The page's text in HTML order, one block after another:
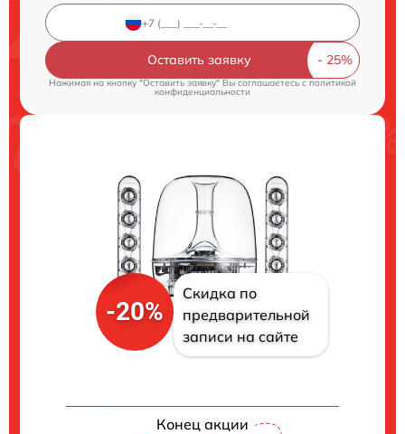
Оставить заявку
Нажимая на кнопку "Оставить заявку" Вы соглашаетесь cполитикой
конфиденциальности
-20%
Скидка по
предварительной
записи на сайте
Конец акции